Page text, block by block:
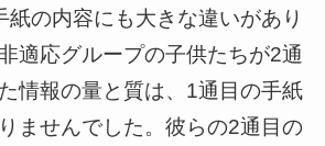
紙の内容にも大きな違いがあり
適応グループの子供たちが2通
情報の量と質は、1通目の手紙
ませんでした。彼らの2通目の